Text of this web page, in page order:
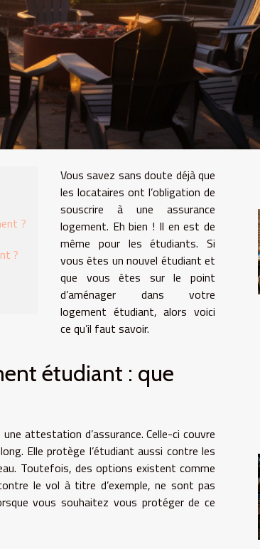
?
?
Vous savez sans doute déjà que
les locataires ont l’obligation de
souscrire à une assurance
logement. Eh bien ! Il en est de
même pour les étudiants. Si
vous êtes un nouvel étudiant et
que vous êtes sur le point
d’aménager dans votre
logement étudiant, alors voici
ce qu’il faut savoir.
étudiant : que
attestation d’assurance. Celle-ci couvre
Elle protège l’étudiant aussi contre les
Toutefois, des options existent comme
le vol à titre d’exemple, ne sont pas
vous souhaitez vous protéger de ce